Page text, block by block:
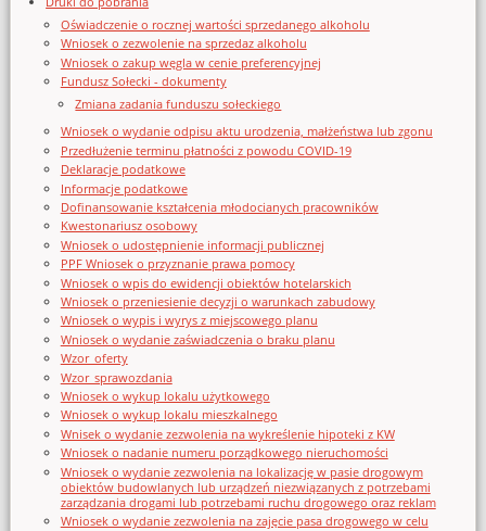
Oświadczenie o rocznej wartości sprzedanego alkoholu
Wniosek o zezwolenie na sprzedaz alkoholu
Wniosek o zakup węgla w cenie preferencyjnej
Fundusz Sołecki - dokumenty
Zmiana zadania funduszu sołeckiego
Wniosek o wydanie odpisu aktu urodzenia, małżeństwa lub zgonu
Przedłużenie terminu płatności z powodu COVID-19
Deklaracje podatkowe
Informacje podatkowe
Dofinansowanie kształcenia młodocianych pracowników
Kwestonariusz osobowy
Wniosek o udostępnienie informacji publicznej
PPF Wniosek o przyznanie prawa pomocy
Wniosek o wpis do ewidencji obiektów hotelarskich
Wniosek o przeniesienie decyzji o warunkach zabudowy
Wniosek o wypis i wyrys z miejscowego planu
Wniosek o wydanie zaświadczenia o braku planu
Wzor_oferty
Wzor_sprawozdania
Wniosek o wykup lokalu użytkowego
Wniosek o wykup lokalu mieszkalnego
Wnisek o wydanie zezwolenia na wykreślenie hipoteki z KW
Wniosek o nadanie numeru porządkowego nieruchomości
Wniosek o wydanie zezwolenia na lokalizację w pasie drogowym
obiektów budowlanych lub urządzeń niezwiązanych z potrzebami
zarządzania drogami lub potrzebami ruchu drogowego oraz reklam
Wniosek o wydanie zezwolenia na zajęcie pasa drogowego w celu